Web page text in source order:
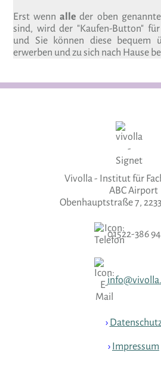
Erst wennalle der oben
sind, wird der "Kaufen-Button"
und Sie können diese bequem
erwerben und zu sich nach Hause
Vivolla - Institut für
ABC Airport
Obenhauptstraße 7,
01522-386
›
›Impressum